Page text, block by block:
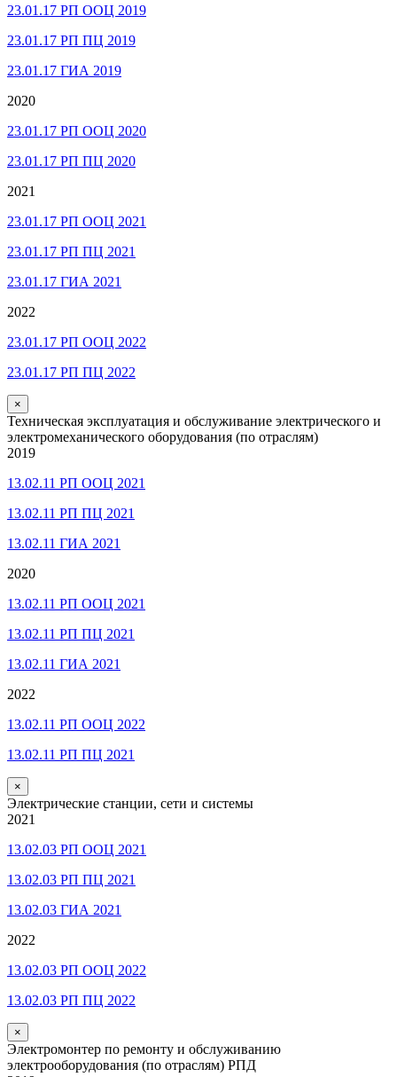
23.01.17 РП ООЦ 2019
23.01.17 РП ПЦ 2019
23.01.17 ГИА 2019
2020
23.01.17 РП ООЦ 2020
23.01.17 РП ПЦ 2020
2021
23.01.17 РП ООЦ 2021
23.01.17 РП ПЦ 2021
23.01.17 ГИА 2021
2022
23.01.17 РП ООЦ 2022
23.01.17 РП ПЦ 2022
×
Техническая эксплуатация и обслуживание электрического и
электромеханического оборудования (по отраслям)
2019
13.02.11 РП ООЦ 2021
13.02.11 РП ПЦ 2021
13.02.11 ГИА 2021
2020
13.02.11 РП ООЦ 2021
13.02.11 РП ПЦ 2021
13.02.11 ГИА 2021
2022
13.02.11 РП ООЦ 2022
13.02.11 РП ПЦ 2021
×
Электрические станции, сети и системы
2021
13.02.03 РП ООЦ 2021
13.02.03 РП ПЦ 2021
13.02.03 ГИА 2021
2022
13.02.03 РП ООЦ 2022
13.02.03 РП ПЦ 2022
×
Электромонтер по ремонту и обслуживанию
электрооборудования (по отраслям) РПД